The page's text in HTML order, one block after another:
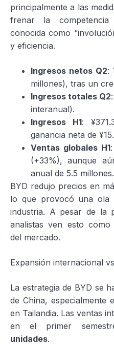
principalmente a las
frenar la
conocida como
y eficiencia.
Ingresos netos Q2:
millones), tras un
Ingresos totales Q2
interanual).
Ingresos H1:
ganancia neta de
Ventas globales H1
(+33%), aunque
anual de 5.5 millones.
BYD redujo precios en
lo que provocó una ola
industria. A pesar de la
analistas ven esto
del mercado.
Expansión internacional
La estrategia de BYD se
de China, especialmente
en Tailandia. Las ventas
en el primer
unidades.